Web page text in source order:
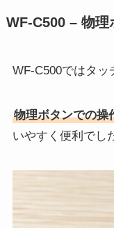
WF-C500 – 物理
WF-C500ではタッ
物理ボタンでの操
いやすく便利でし